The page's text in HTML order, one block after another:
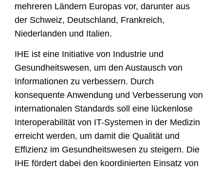
mehreren Ländern Europas vor, darunter aus
der Schweiz, Deutschland, Frankreich,
Niederlanden und Italien.
IHE ist eine Initiative von Industrie und
Gesundheitswesen, um den Austausch von
Informationen zu verbessern. Durch
konsequente Anwendung und Verbesserung von
internationalen Standards soll eine lückenlose
Interoperabilität von IT-Systemen in der Medizin
erreicht werden, um damit die Qualität und
Effizienz im Gesundheitswesen zu steigern. Die
IHE fördert dabei den koordinierten Einsatz von